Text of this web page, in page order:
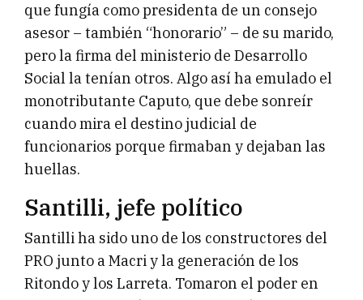
que fungía como presidenta de un consejo
asesor – también “honorario” – de su marido,
pero la firma del ministerio de Desarrollo
Social la tenían otros. Algo así ha emulado el
monotributante Caputo, que debe sonreír
cuando mira el destino judicial de
funcionarios porque firmaban y dejaban las
huellas.
Santilli, jefe político
Santilli ha sido uno de los constructores del
PRO junto a Macri y la generación de los
Ritondo y los Larreta. Tomaron el poder en